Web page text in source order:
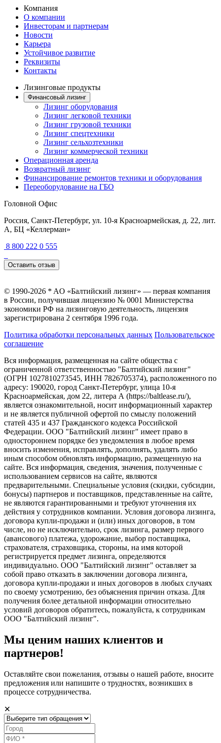
Компания
О компании
Инвесторам и партнерам
Новости
Карьера
Устойчивое развитие
Реквизиты
Контакты
Лизинговые продукты
Финансовый лизинг
Лизинг оборудования
Лизинг легковой техники
Лизинг грузовой техники
Лизинг спецтехники
Лизинг сельхозтехники
Лизинг коммерческой техники
Операционная аренда
Возвратный лизинг
Финансирование ремонтов техники и оборудования
Переоборудование на ГБО
Головной Офис
Россия, Санкт-Петербург, ул. 10-я Красноармейская, д. 22, лит.
А, БЦ «Келлерман»
8 800 222 0 555
Оставить отзыв
© 1990-2026 * AO «Балтийский лизинг» — первая компания
в России, получившая лицензию № 0001 Министерства
экономики РФ на лизинговую деятельность, лицензия
зарегистрирована 2 сентября 1996 года.
Политика обработки персональных данных Пользовательское
соглашение
Вся информация, размещенная на сайте общества с
ограниченной ответственностью "Балтийский лизинг"
(ОГРН 1027810273545, ИНН 7826705374), расположенного по
адресу: 190020, город Санкт-Петербург, улица 10-я
Красноармейская, дом 22, литера А (https://baltlease.ru/),
является ознакомительной, носит информационный характер
и не является публичной офертой по смыслу положений
статей 435 и 437 Гражданского кодекса Российской
Федерации. ООО "Балтийский лизинг" имеет право в
одностороннем порядке без уведомления в любое время
вносить изменения, исправлять, дополнять, удалять либо
иным способом обновлять информацию, размещенную на
сайте. Вся информация, сведения, значения, полученные с
использованием сервисов на сайте, являются
предварительными. Специальные условия (скидки, субсидии,
бонусы) партнеров и поставщиков, представленные на сайте,
не являются гарантированными и требуют уточнения их
действия у сотрудников компании. Условия договора лизинга,
договора купли-продажи и (или) иных договоров, в том
числе, но не исключительно, срок лизинга, размер первого
(авансового) платежа, удорожание, выбор поставщика,
страхователя, страховщика, стороны, на имя которой
регистрируется предмет лизинга, определяются
индивидуально. ООО "Балтийский лизинг" оставляет за
собой право отказать в заключении договора лизинга,
договора купли-продажи и иных договоров в любых случаях
по своему усмотрению, без объяснения причин отказа. Для
получения более детальной информации относительно
условий договоров обратитесь, пожалуйста, к сотрудникам
ООО "Балтийский лизинг".
Мы ценим наших клиентов и
партнеров!
Оставляйте свои пожелания, отзывы о нашей работе, вносите
предложения или напишите о трудностях, возникших в
процессе сотрудничества.
✕